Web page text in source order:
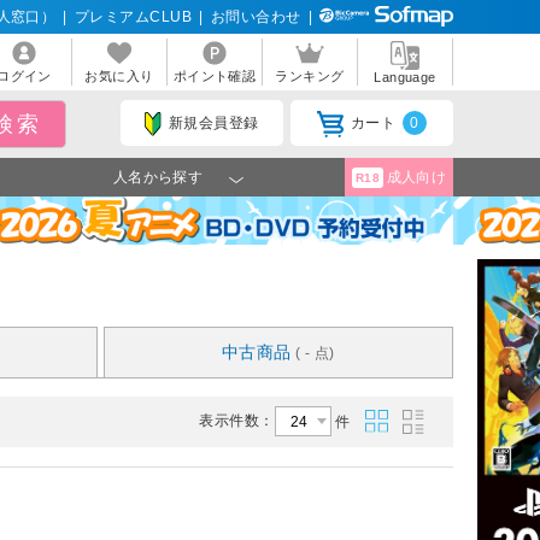
窓口） プレミアムCLUB お問い合わせ
グイン お気に入り ポイント確認 ランキング Language
新規会員登録 カート 0
人名から探す R18 成人向け
中古商品 ( - 点)
表示件数： 件